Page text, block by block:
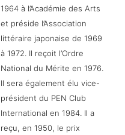
1964 à l’Académie des Arts
et préside l’Association
littéraire japonaise de 1969
à 1972. Il reçoit l’Ordre
National du Mérite en 1976.
Il sera également élu vice-
président du PEN Club
International en 1984. Il a
reçu, en 1950, le prix